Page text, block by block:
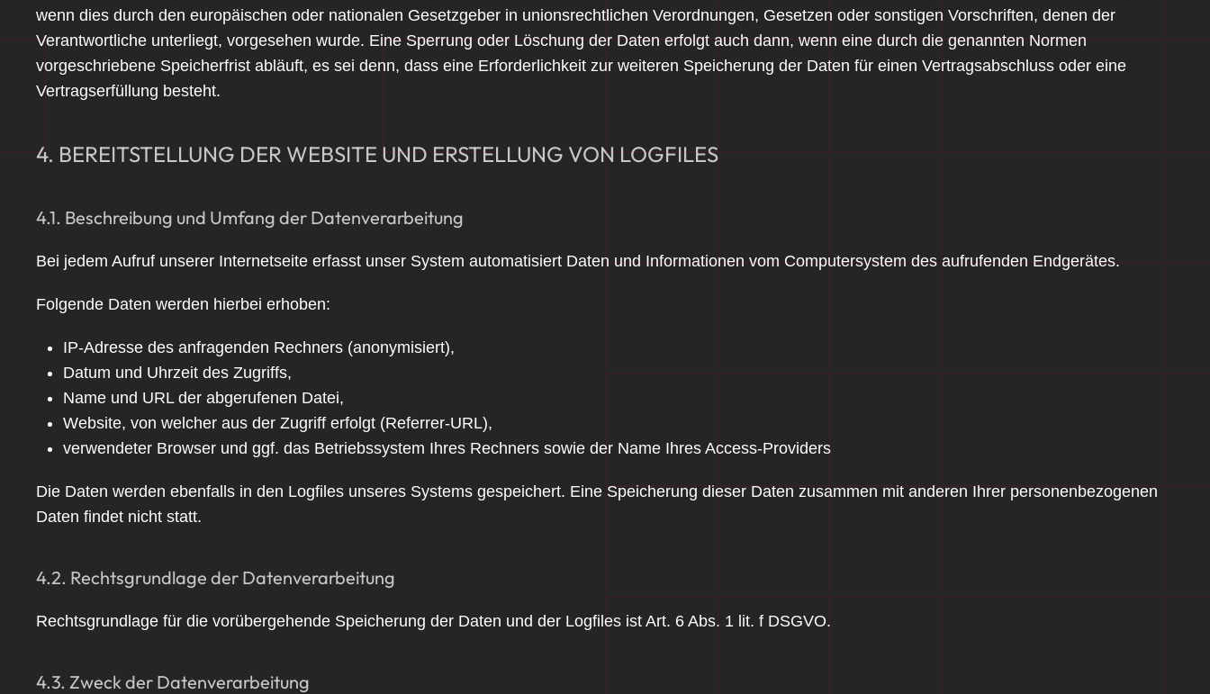
wenn dies durch den europäischen oder nationalen Gesetzgeber in unionsrechtlichen Verordnungen, Gesetzen oder sonstigen Vorschriften, denen der
Verantwortliche unterliegt, vorgesehen wurde. Eine Sperrung oder Löschung der Daten erfolgt auch dann, wenn eine durch die genannten Normen
vorgeschriebene Speicherfrist abläuft, es sei denn, dass eine Erforderlichkeit zur weiteren Speicherung der Daten für einen Vertragsabschluss oder eine
Vertragserfüllung besteht.
4. BEREITSTELLUNG DER WEBSITE UND ERSTELLUNG VON LOGFILES
4.1. Beschreibung und Umfang der Datenverarbeitung
Bei jedem Aufruf unserer Internetseite erfasst unser System automatisiert Daten und Informationen vom Computersystem des aufrufenden Endgerätes.
Folgende Daten werden hierbei erhoben:
IP-Adresse des anfragenden Rechners (anonymisiert),
Datum und Uhrzeit des Zugriffs,
Name und URL der abgerufenen Datei,
Website, von welcher aus der Zugriff erfolgt (Referrer-URL),
verwendeter Browser und ggf. das Betriebssystem Ihres Rechners sowie der Name Ihres Access-Providers
Die Daten werden ebenfalls in den Logfiles unseres Systems gespeichert. Eine Speicherung dieser Daten zusammen mit anderen Ihrer personenbezogenen
Daten findet nicht statt.
4.2. Rechtsgrundlage der Datenverarbeitung
Rechtsgrundlage für die vorübergehende Speicherung der Daten und der Logfiles ist Art. 6 Abs. 1 lit. f DSGVO.
4.3. Zweck der Datenverarbeitung